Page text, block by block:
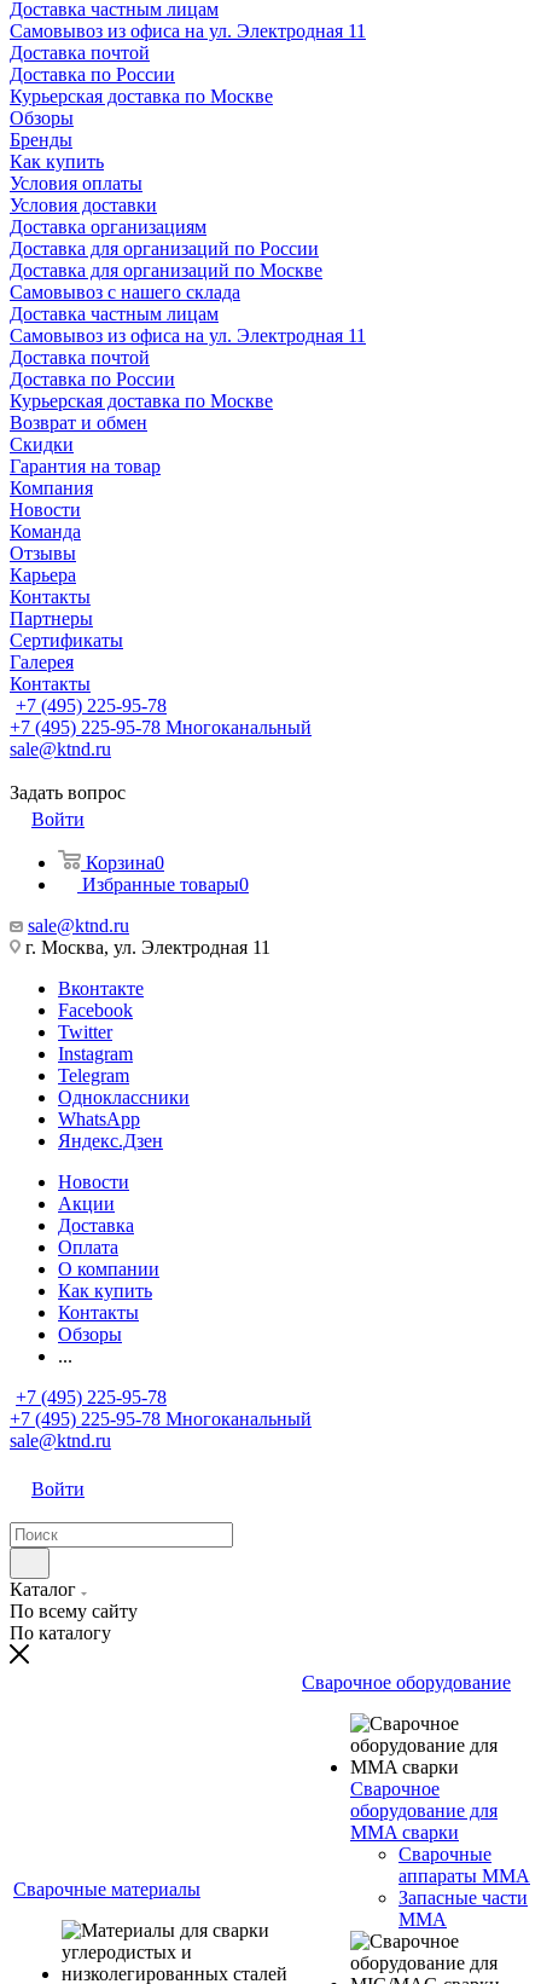
Доставка частным лицам
Самовывоз из офиса на ул. Электродная 11
Доставка почтой
Доставка по России
Курьерская доставка по Москве
Обзоры
Бренды
Как купить
Условия оплаты
Условия доставки
Доставка организациям
Доставка для организаций по России
Доставка для организаций по Москве
Самовывоз с нашего склада
Доставка частным лицам
Самовывоз из офиса на ул. Электродная 11
Доставка почтой
Доставка по России
Курьерская доставка по Москве
Возврат и обмен
Скидки
Гарантия на товар
Компания
Новости
Команда
Отзывы
Карьера
Контакты
Партнеры
Сертификаты
Галерея
Контакты
+7 (495) 225-95-78
+7 (495) 225-95-78 Многоканальный
sale@ktnd.ru
Задать вопрос
Войти
Корзина0
Избранные товары0
sale@ktnd.ru
г. Москва, ул. Электродная 11
Вконтакте
Facebook
Twitter
Instagram
Telegram
Одноклассники
WhatsApp
Яндекс.Дзен
Новости
Акции
Доставка
Оплата
О компании
Как купить
Контакты
Обзоры
...
+7 (495) 225-95-78
+7 (495) 225-95-78 Многоканальный
sale@ktnd.ru
Войти
Каталог
По всему сайту
По каталогу
Сварочные материалы
Сварочное оборудование
Сварочное
оборудование для
MMA сварки
Сварочные
аппараты MMA
Запасные части
MMA